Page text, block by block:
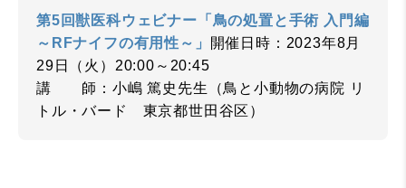
第5回獣医科ウェビナー「鳥の処置と手術 入門編
～RFナイフの有用性～」
開催日時：2023年8月
29日（火）20:00～20:45
講 師：小嶋 篤史先生（鳥と小動物の病院 リ
トル・バード 東京都世田谷区）